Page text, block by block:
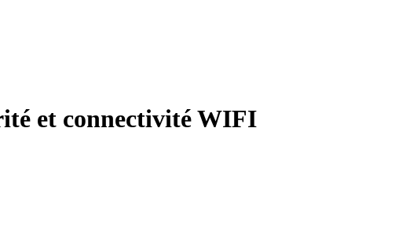
et connectivité WIFI